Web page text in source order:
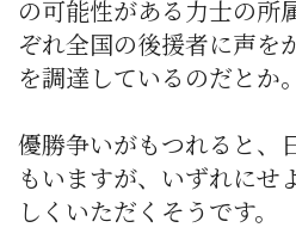
の可能性がある力士の所
ぞれ全国の後援者に声を
を調達しているのだとか。
優勝争いがもつれると、
もいますが、いずれにせ
しくいただくそうです。